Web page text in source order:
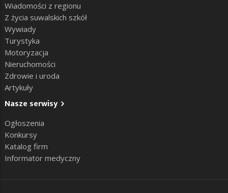
Wiadomości z regionu
Z życia suwalskich szkół
Wywiady
Turystyka
Motoryzacja
Nieruchomości
Zdrowie i uroda
Artykuły
Nasze serwisy
Ogłoszenia
Konkursy
Katalog firm
Informator medyczny